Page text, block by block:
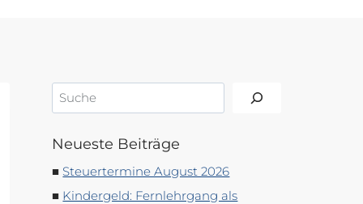
Suchen
Neueste Beiträge
Steuertermine August 2026
Kindergeld: Fernlehrgang als